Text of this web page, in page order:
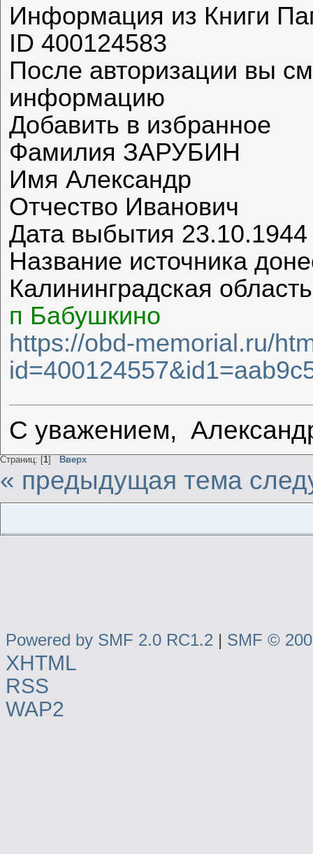
Информация из Книги
ID 400124583
После авторизации вы
информацию
Добавить в избранное
Фамилия ЗАРУБИН
Имя Александр
Отчество Иванович
Дата выбытия 23.10.1944
Название источника
Калининградская
п Бабушкино
https://obd-memorial.ru/
С уважением,
Страниц: [1] Вверх
« предыдущая тема
Powered by SMF 2.0 RC1.2 | SMF ©
XHTML
RSS
WAP2